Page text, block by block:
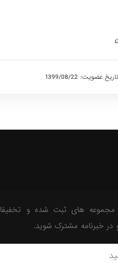
تاریخ عضویت: 1399/08/22
های ثبت شده و
در خبرنامه مشترک شوید.